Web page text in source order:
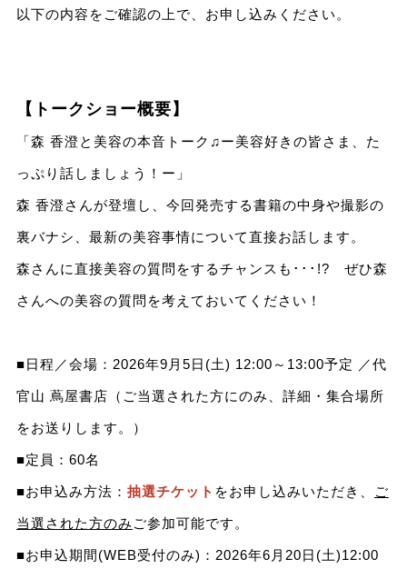
以下の内容をご確認の上で、お申し込みください。
【トークショー概要】
「森 香澄と美容の本音トーク♫ー美容好きの皆さま、た
っぷり話しましょう！ー」
森 香澄さんが登壇し、今回発売する書籍の中身や撮影の
裏バナシ、最新の美容事情について直接お話します。
森さんに直接美容の質問をするチャンスも･･･!? ぜひ森
さんへの美容の質問を考えておいてください！
■日程／会場：2026年9月5日(土) 12:00～13:00予定 ／代
官山 蔦屋書店（ご当選された方にのみ、詳細・集合場所
をお送りします。）
■定員：60名
■お申込み方法： 抽選チケット をお申し込みいただき、 ご
当選された方のみ ご参加可能です。
■お申込期間(WEB受付のみ)：2026年6月20日(土)12:00